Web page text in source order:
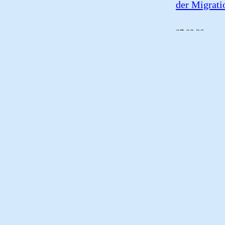
der
07. 08. 26